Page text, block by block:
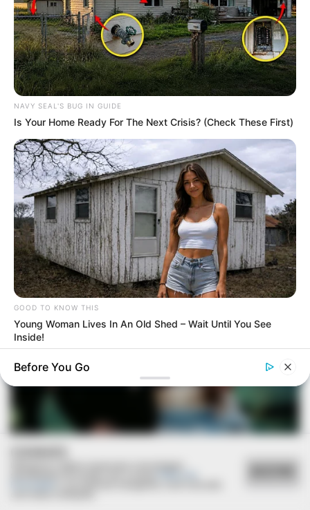
NAVY SEAL'S BUG IN GUIDE
Is Your Home Ready For The Next Crisis? (Check These First)
GOOD TO KNOW THIS
Young Woman Lives In An Old Shed – Wait Until You See
Inside!
Before You Go